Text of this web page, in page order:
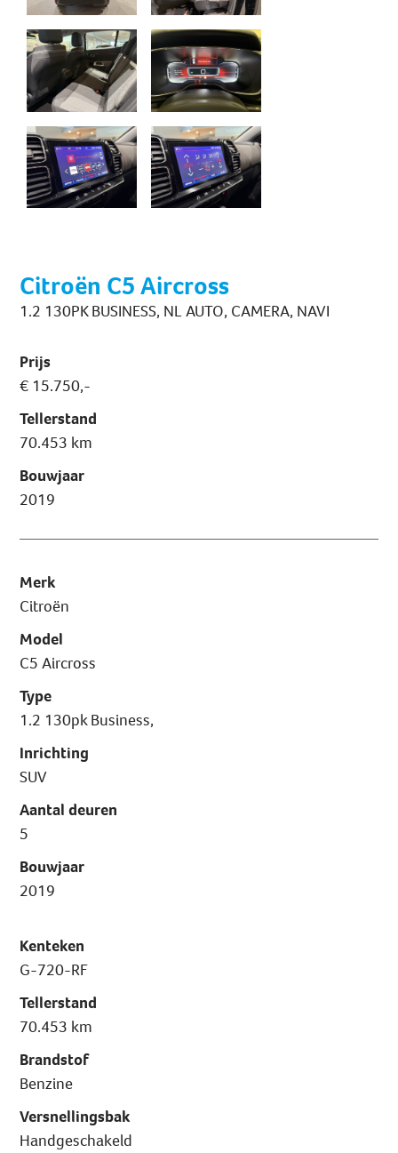
Citroën C5 Aircross
1.2 130PK BUSINESS, NL AUTO, CAMERA, NAVI
Prijs
€ 15.750,-
Tellerstand
70.453 km
Bouwjaar
2019
Merk
Citroën
Model
C5 Aircross
Type
1.2 130pk Business,
Inrichting
SUV
Aantal deuren
5
Bouwjaar
2019
Kenteken
G-720-RF
Tellerstand
70.453 km
Brandstof
Benzine
Versnellingsbak
Handgeschakeld